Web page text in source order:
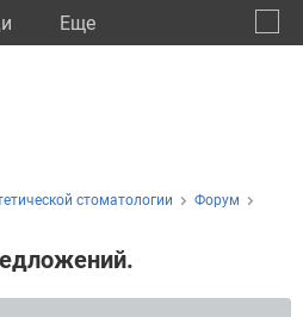
Eще
стоматологии
Форум